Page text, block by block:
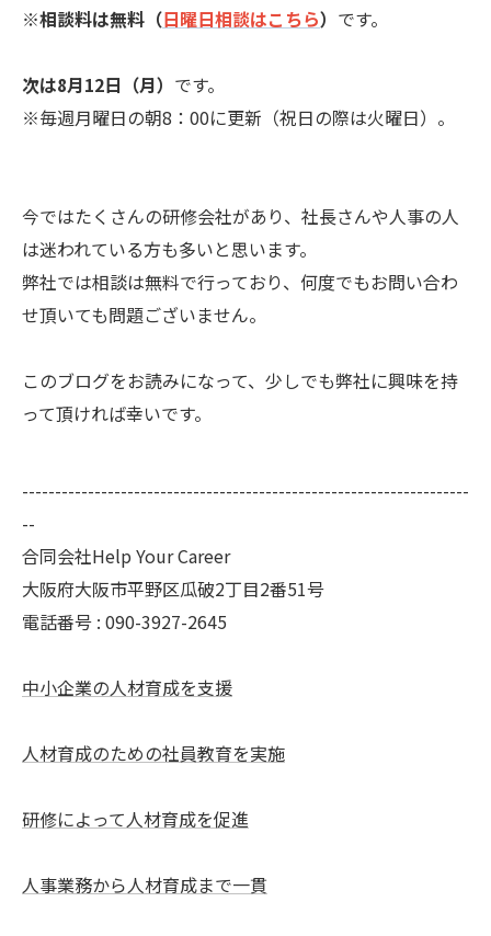
※相談料は無料（日曜日相談はこちら） です。
次は8月12日（月） です。
※毎週月曜日の朝8：00に更新（祝日の際は火曜日）。
今ではたくさんの研修会社があり、社長さんや人事の人
は迷われている方も多いと思います。
弊社では相談は無料で行っており、何度でもお問い合わ
せ頂いても問題ございません。
このブログをお読みになって、少しでも弊社に興味を持
って頂ければ幸いです。
--------------------------------------------------------------------
--
合同会社Help Your Career
大阪府大阪市平野区瓜破2丁目2番51号
電話番号 : 090-3927-2645
中小企業の人材育成を支援
人材育成のための社員教育を実施
研修によって人材育成を促進
人事業務から人材育成まで一貫